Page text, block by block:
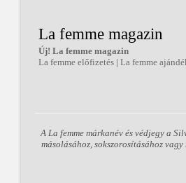
La femme magazin
Új! La femme magazin
La femme előfizetés | La femme
A La femme márkanév és védjegy a
másolásához, sokszorosításához